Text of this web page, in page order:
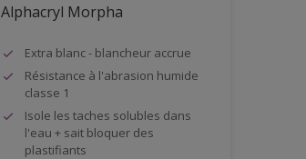
Alphacryl Morpha
Extra blanc - blancheur accrue
Résistance à l'abrasion humide
classe 1
Isole les taches solubles dans
l'eau + sait bloquer des
plastifiants